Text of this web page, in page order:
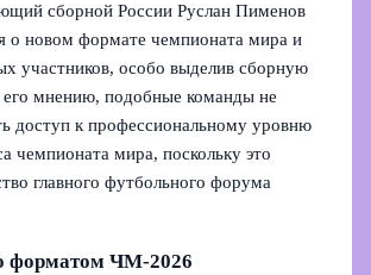
сборной России Руслан Пименов
о новом формате чемпионата мира и
участников, особо выделив сборную
мнению, подобные команды не
доступ к профессиональному уровню
чемпионата мира, поскольку это
главного футбольного форума
форматом ЧМ-2026